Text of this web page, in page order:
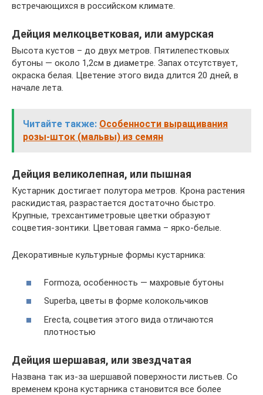
встречающихся в российском климате.
Дейция мелкоцветковая, или амурская
Высота кустов – до двух метров. Пятилепестковых
бутоны — около 1,2см в диаметре. Запах отсутствует,
окраска белая. Цветение этого вида длится 20 дней, в
начале лета.
Читайте также: Особенности выращивания
розы-шток (мальвы) из семян
Дейция великолепная, или пышная
Кустарник достигает полутора метров. Крона растения
раскидистая, разрастается достаточно быстро.
Крупные, трехсантиметровые цветки образуют
соцветия-зонтики. Цветовая гамма – ярко-белые.
Декоративные культурные формы кустарника:
Formoza, особенность — махровые бутоны
Superba, цветы в форме колокольчиков
Erecta, соцветия этого вида отличаются
плотностью
Дейция шершавая, или звездчатая
Названа так из-за шершавой поверхности листьев. Со
временем крона кустарника становится все более